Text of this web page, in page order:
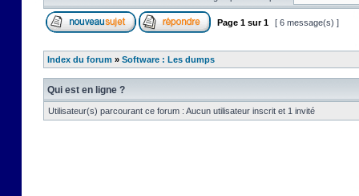
Page 1 sur1 [ 6 message(s) ]
Index du forum » Software : Les dumps
Qui est en ligne ?
Utilisateur(s) parcourant ce forum : Aucun utilisateur inscrit et 1 invité